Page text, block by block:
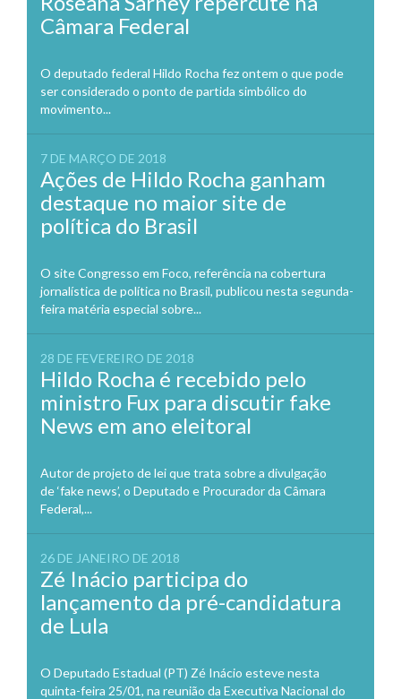
Câmara Federal
O deputado federal Hildo Rocha fez ontem o que pode
ser considerado o ponto de partida simbólico do
movimento...
7 DE MARÇO DE 2018
Ações de Hildo Rocha ganham
destaque no maior site de
política do Brasil
O site Congresso em Foco, referência na cobertura
jornalística de política no Brasil, publicou nesta segunda-
feira matéria especial sobre...
28 DE FEVEREIRO DE 2018
Hildo Rocha é recebido pelo
ministro Fux para discutir fake
News em ano eleitoral
Autor de projeto de lei que trata sobre a divulgação
de ‘fake news’, o Deputado e Procurador da Câmara
Federal,...
26 DE JANEIRO DE 2018
Zé Inácio participa do
lançamento da pré-candidatura
de Lula
O Deputado Estadual (PT) Zé Inácio esteve nesta
quinta-feira 25/01, na reunião da Executiva Nacional do